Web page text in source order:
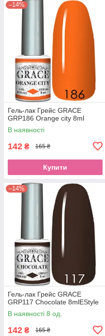
–14%
Гель-лак Грейс GRACE
GRP186 Orange city 8ml
В наявності
142 ₴ 165 ₴
Купити
–14%
Гель-лак Грейс GRACE
GRP117 Chocolate 8mlEStyle
В наявності 8 од.
142 ₴ 165 ₴